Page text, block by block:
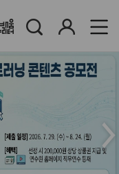
배움누리터
메
슬